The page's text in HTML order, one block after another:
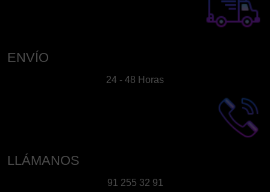
ENVÍO
24 - 48 Horas
LLÁMANOS
91 255 32 91